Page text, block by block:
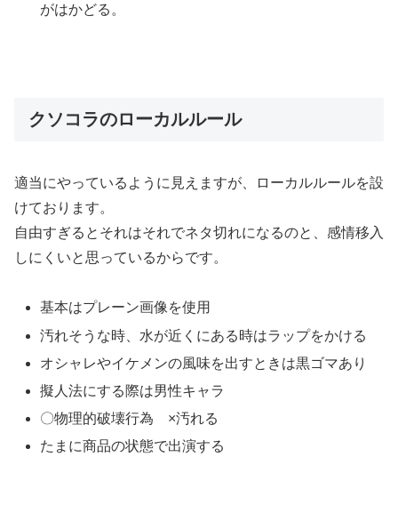
がはかどる。
クソコラのローカルルール
適当にやっているように見えますが、ローカルルールを設
けております。
自由すぎるとそれはそれでネタ切れになるのと、感情移入
しにくいと思っているからです。
基本はプレーン画像を使用
汚れそうな時、水が近くにある時はラップをかける
オシャレやイケメンの風味を出すときは黒ゴマあり
擬人法にする際は男性キャラ
〇物理的破壊行為 ×汚れる
たまに商品の状態で出演する